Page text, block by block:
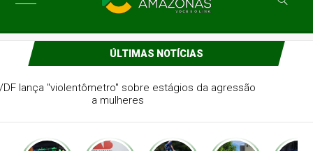
ÚLTIMAS NOTÍCIAS
OAB/DF lança "violentômetro" sobre estágios da agressão
a mulheres